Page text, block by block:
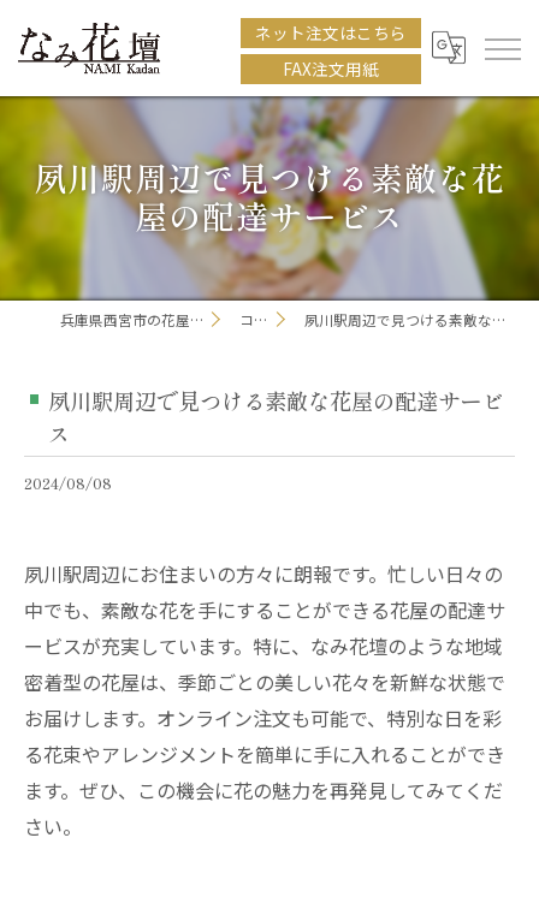
ネット注文はこちら
FAX注文用紙
夙川駅周辺で見つける素敵な花
屋の配達サービス
兵庫県西宮市の花屋ならなみ花壇 コラム 夙川駅周辺で見つける素敵な花屋の配達サービス
夙川駅周辺で見つける素敵な花屋の配達サービ
ス
2024/08/08
夙川駅周辺にお住まいの方々に朗報です。忙しい日々の
中でも、素敵な花を手にすることができる花屋の配達サ
ービスが充実しています。特に、なみ花壇のような地域
密着型の花屋は、季節ごとの美しい花々を新鮮な状態で
お届けします。オンライン注文も可能で、特別な日を彩
る花束やアレンジメントを簡単に手に入れることができ
ます。ぜひ、この機会に花の魅力を再発見してみてくだ
さい。